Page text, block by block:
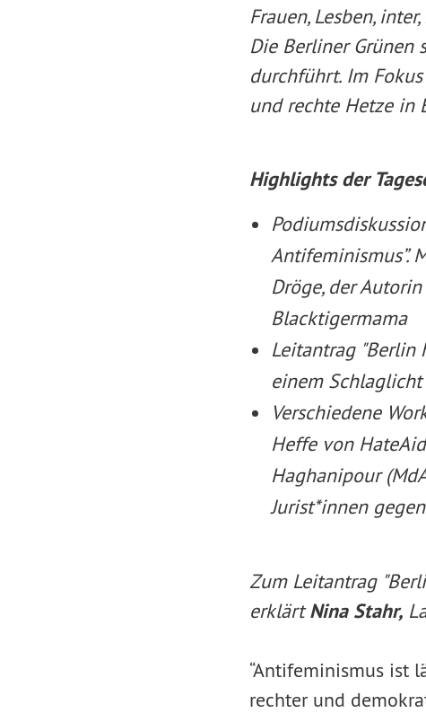
Frauen, Lesben,
Die Berliner Grünen
durchführt. Im
und rechte Hetze in
Highlights der
Antifeminismus”.
Dröge, der
Blacktigermama
Leitantrag "Berlin
einem
Verschiedene
Heffe von
Haghanipour
Jurist*innen
Zum Leitantrag
erklärtNina Stahr,
“Antifeminismus ist
rechter und